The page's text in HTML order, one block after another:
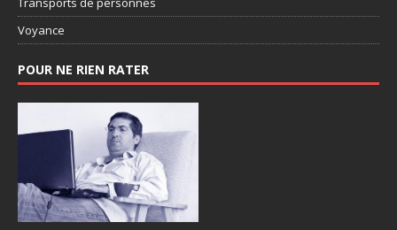
Voyance
POUR NE RIEN RATER